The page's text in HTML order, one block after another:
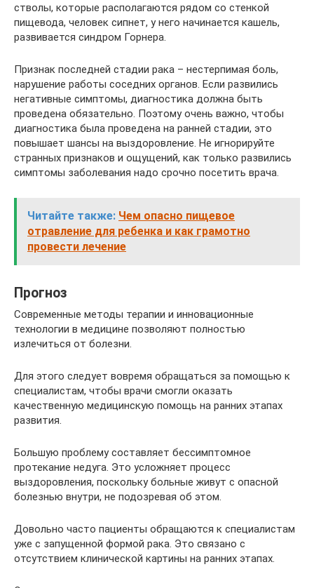
стволы, которые располагаются рядом со стенкой
пищевода, человек сипнет, у него начинается кашель,
развивается синдром Горнера.
Признак последней стадии рака – нестерпимая боль,
нарушение работы соседних органов. Если развились
негативные симптомы, диагностика должна быть
проведена обязательно. Поэтому очень важно, чтобы
диагностика была проведена на ранней стадии, это
повышает шансы на выздоровление. Не игнорируйте
странных признаков и ощущений, как только развились
симптомы заболевания надо срочно посетить врача.
Читайте также: Чем опасно пищевое
отравление для ребенка и как грамотно
провести лечение
Прогноз
Современные методы терапии и инновационные
технологии в медицине позволяют полностью
излечиться от болезни.
Для этого следует вовремя обращаться за помощью к
специалистам, чтобы врачи смогли оказать
качественную медицинскую помощь на ранних этапах
развития.
Большую проблему составляет бессимптомное
протекание недуга. Это усложняет процесс
выздоровления, поскольку больные живут с опасной
болезнью внутри, не подозревая об этом.
Довольно часто пациенты обращаются к специалистам
уже с запущенной формой рака. Это связано с
отсутствием клинической картины на ранних этапах.